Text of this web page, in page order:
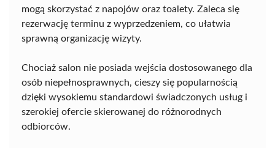
mogą skorzystać z napojów oraz toalety. Zaleca się
rezerwację terminu z wyprzedzeniem, co ułatwia
sprawną organizację wizyty.
Chociaż salon nie posiada wejścia dostosowanego dla
osób niepełnosprawnych, cieszy się popularnością
dzięki wysokiemu standardowi świadczonych usług i
szerokiej ofercie skierowanej do różnorodnych
odbiorców.